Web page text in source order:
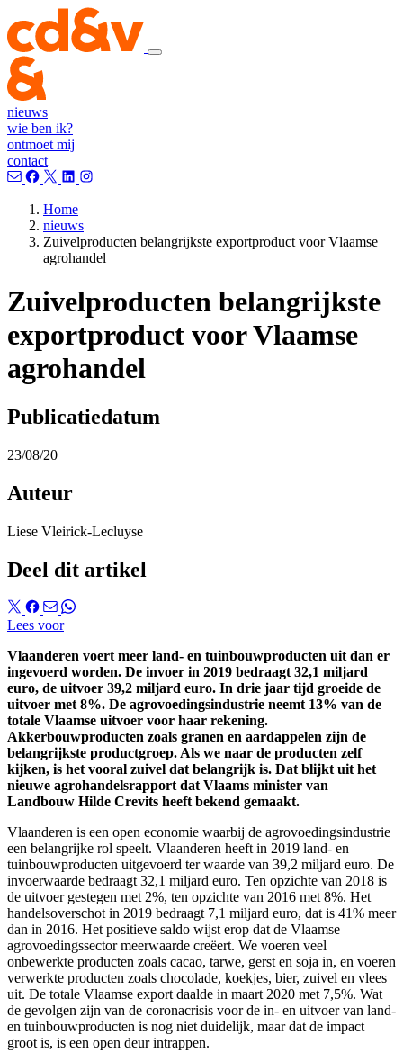
nieuws
wie ben ik?
ontmoet mij
contact
Home
nieuws
Zuivelproducten belangrijkste exportproduct voor Vlaamse
agrohandel
Zuivelproducten belangrijkste
exportproduct voor Vlaamse
agrohandel
Publicatiedatum
23/08/20
Auteur
Liese Vleirick-Lecluyse
Deel dit artikel
Lees voor
Vlaanderen voert meer land- en tuinbouwproducten uit dan er
ingevoerd worden. De invoer in 2019 bedraagt 32,1 miljard
euro, de uitvoer 39,2 miljard euro. In drie jaar tijd groeide de
uitvoer met 8%. De agrovoedingsindustrie neemt 13% van de
totale Vlaamse uitvoer voor haar rekening.
Akkerbouwproducten zoals granen en aardappelen zijn de
belangrijkste productgroep. Als we naar de producten zelf
kijken, is het vooral zuivel dat belangrijk is. Dat blijkt uit het
nieuwe agrohandelsrapport dat Vlaams minister van
Landbouw Hilde Crevits heeft bekend gemaakt.
Vlaanderen is een open economie waarbij de agrovoedingsindustrie
een belangrijke rol speelt. Vlaanderen heeft in 2019 land- en
tuinbouwproducten uitgevoerd ter waarde van 39,2 miljard euro. De
invoerwaarde bedraagt 32,1 miljard euro. Ten opzichte van 2018 is
de uitvoer gestegen met 2%, ten opzichte van 2016 met 8%. Het
handelsoverschot in 2019 bedraagt 7,1 miljard euro, dat is 41% meer
dan in 2016. Het positieve saldo wijst erop dat de Vlaamse
agrovoedingssector meerwaarde creëert. We voeren veel
onbewerkte producten zoals cacao, tarwe, gerst en soja in, en voeren
verwerkte producten zoals chocolade, koekjes, bier, zuivel en vlees
uit. De totale Vlaamse export daalde in maart 2020 met 7,5%. Wat
de gevolgen zijn van de coronacrisis voor de in- en uitvoer van land-
en tuinbouwproducten is nog niet duidelijk, maar dat de impact
groot is, is een open deur intrappen.